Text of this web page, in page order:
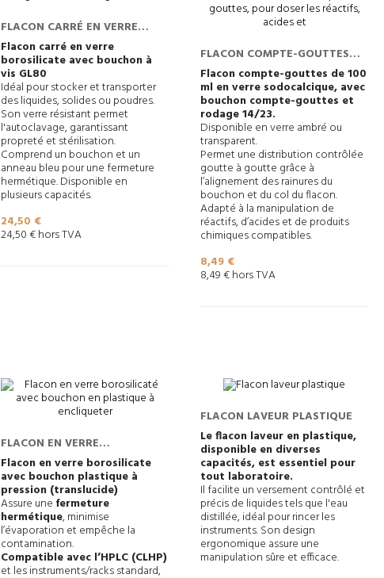
FLACON CARRÉ EN VERRE
BOROSILICATÉ TRANSPARENT
OU AMBRÉ, GRADUÉ ET À
FILETAGE GL80
Flacon carré en verre
borosilicate avec bouchon à
vis GL80
Idéal pour stocker et transporter
des liquides, solides ou poudres.
Son verre résistant permet
l'autoclavage, garantissant
propreté et stérilisation.
Comprend un bouchon et un
anneau bleu pour une fermeture
hermétique. Disponible en
plusieurs capacités.
Prix
24,50 €
24,50 € hors TVA
FLACON COMPTE-GOUTTES
AVEC BOUCHON EN VERRE
Flacon compte-gouttes de 100
ml en verre sodocalcique, avec
bouchon compte-gouttes et
rodage 14/23.
Disponible en verre ambré ou
transparent.
Permet une distribution contrôlée
goutte à goutte grâce à
l’alignement des rainures du
bouchon et du col du flacon.
Adapté à la manipulation de
réactifs, d’acides et de produits
chimiques compatibles.
Prix
8,49 €
8,49 € hors TVA
FLACON EN VERRE
BOROSILICATÉ AVEC
BOUCHON EN PLASTIQUE À
ENCLIQUETER
Flacon en verre borosilicate
avec bouchon plastique à
pression (translucide)
Assure une fermeture
hermétique, minimise
l’évaporation et empêche la
contamination.
Compatible avec l’HPLC (CLHP)
et les instruments/racks standard,
FLACON LAVEUR PLASTIQUE
Le flacon laveur en plastique,
disponible en diverses
capacités, est essentiel pour
tout laboratoire.
Il facilite un versement contrôlé et
précis de liquides tels que l'eau
distillée, idéal pour rincer les
instruments. Son design
ergonomique assure une
manipulation sûre et efficace.